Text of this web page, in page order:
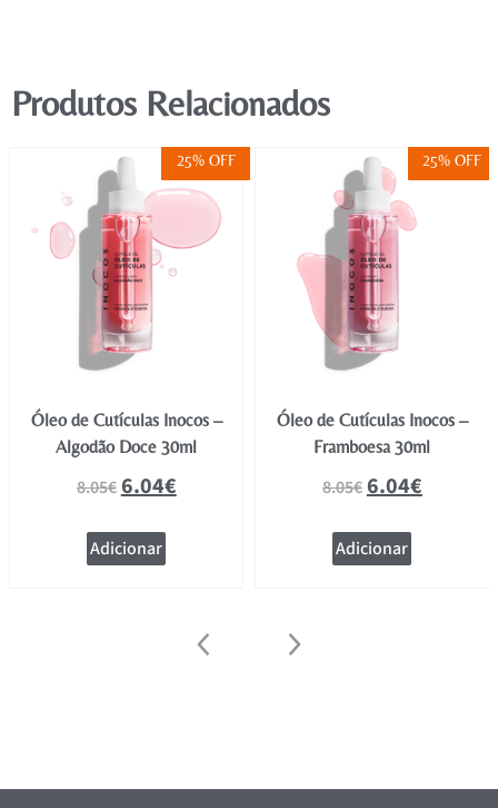
Produtos Relacionados
25% OFF
Óleo de Cutículas Inocos –
Algodão Doce 30ml
8.05€6.04€
Adicionar
25% OFF
Óleo de Cutículas Inocos –
Framboesa 30ml
8.05€6.04€
Adicionar